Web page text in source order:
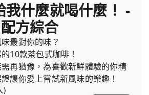
我什麼就喝什麼！ -
方綜合
最對你的味？
10款茶包式咖啡！
再猶豫，為喜歡新鮮體驗的你精
讓你愛上嘗試新風味的樂趣！
)